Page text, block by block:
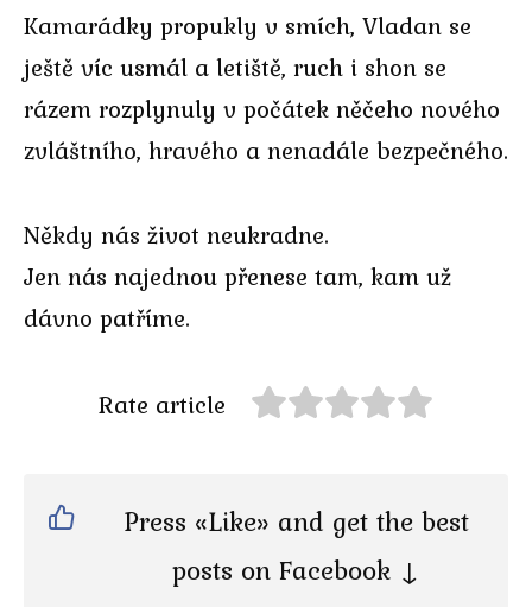
Kamarádky propukly v smích, Vladan se
ještě víc usmál a letiště, ruch i shon se
rázem rozplynuly v počátek něčeho nového
zvláštního, hravého a nenadále bezpečného.
Někdy nás život neukradne.
Jen nás najednou přenese tam, kam už
dávno patříme.
Rate article
Press «Like» and get the best
posts on Facebook ↓